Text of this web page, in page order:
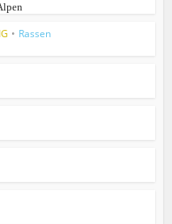
• Rassen